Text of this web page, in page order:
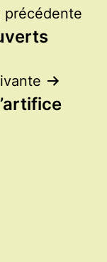
précédente